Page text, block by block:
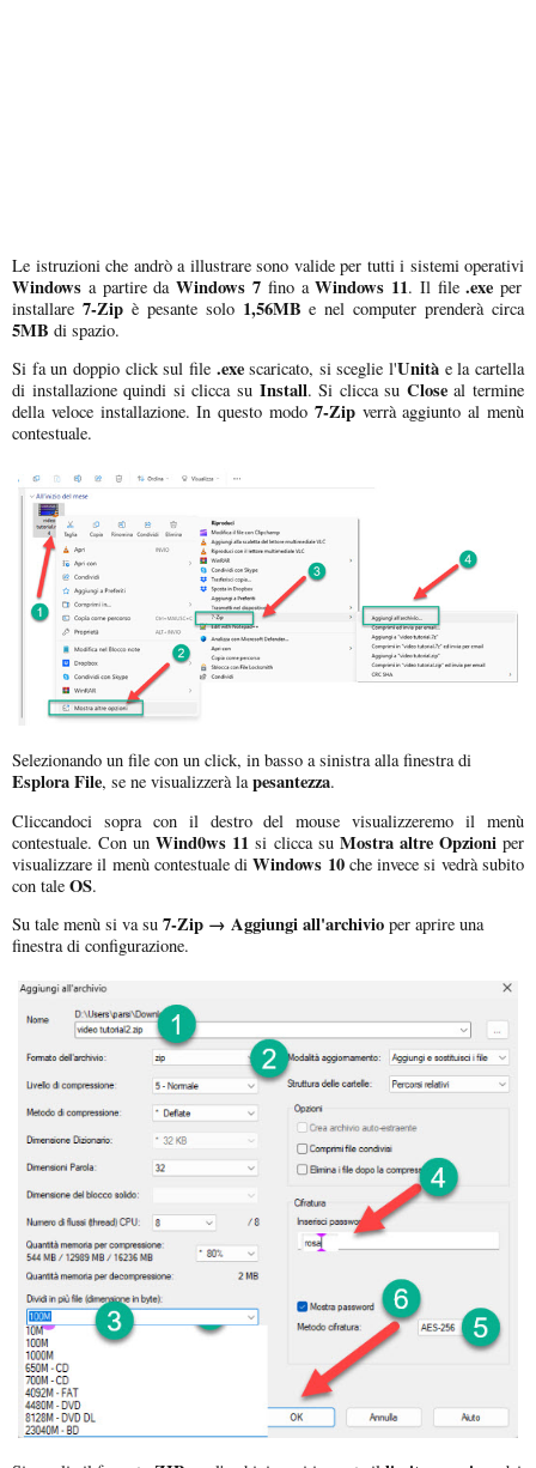
Le istruzioni che andrò a illustrare sono valide per tutti i sistemi operativi
Windows a partire daWindows 7 fino aWindows 11. Il file.exe per
installare 7-Zipè pesante solo 1,56MB e nel computer prenderà circa
5MB di spazio.
Si fa un doppio click sul file .exescaricato, si sceglie l'Unità e la cartella
di installazione quindi si clicca su Install. Si clicca su Closeal termine
della veloce installazione. In questo modo 7-Zipverrà aggiunto al menù
contestuale.
Selezionando un file con un click, in basso a sinistra alla finestra di
Esplora File, se ne visualizzerà lapesantezza.
Cliccandoci sopra con il destro del mouse visualizzeremo il menù
contestuale. Con unWind0ws 11 si clicca su Mostra altre Opzioni per
visualizzare il menù contestuale diWindows 10che invece si vedrà subito
con tale OS.
Su tale menù si va su 7-Zip → Aggiungi all'archivio per aprire una
finestra di configurazione.